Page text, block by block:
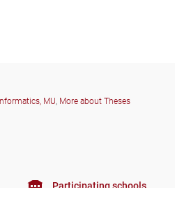
MU, More about Theses
Participating schools